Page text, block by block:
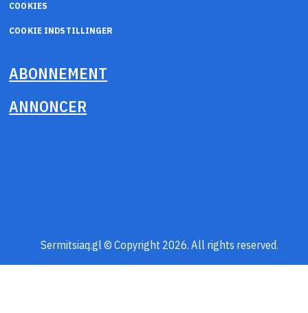
COOKIES
COOKIE INDSTILLINGER
ABONNEMENT
ANNONCER
Sermitsiaq.gl © Copyright 2026. All rights reserved.